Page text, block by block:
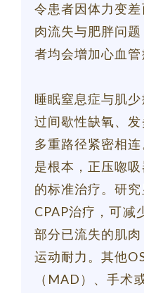
令患者因体力变
肉流失与肥胖问
者均会增加心血管
睡眠窒息症与肌
过间歇性缺氧、
多重路径紧密相
是根本，正压唿
的标准治疗。研
CPAP治疗，可减
部分已流失的肌
运动耐力。其他
（MAD）、手术